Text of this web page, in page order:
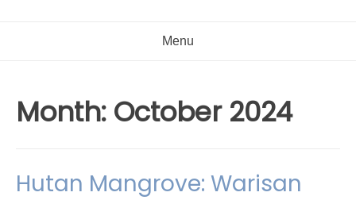
Menu
Month: October 2024
Hutan Mangrove: Warisan